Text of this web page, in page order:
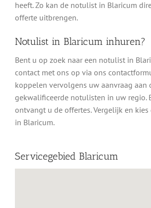
heeft. Zo kan de notulist in Blaricum
offerte uitbrengen.
Notulist in Blaricum inhuren?
Bent u op zoek naar een notulist in
contact met ons op via ons
koppelen vervolgens uw aanvraag aan
gekwalificeerde notulisten in uw regio.
ontvangt u de offertes. Vergelijk en
in Blaricum.
Servicegebied Blaricum